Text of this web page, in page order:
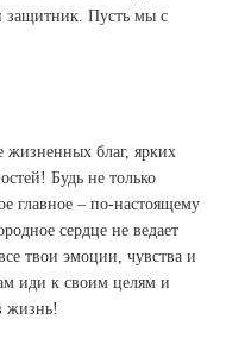
защитник. Пусть мы с
жизненных благ, ярких
Будь не только
главное – по-настоящему
сердце не ведает
твои эмоции, чувства и
иди к своим целям и
жизнь!